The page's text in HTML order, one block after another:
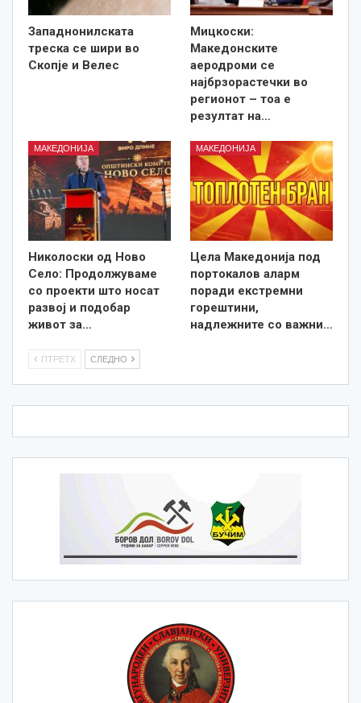
Западнонилската
треска се шири во
Скопје и Велес
Мицкоски:
Македонските
аеродроми се
најбрзорастечки во
регионот – тоа е
резултат на…
МАКЕДОНИЈА
Николоски од Ново
Село: Продолжуваме
со проекти што носат
развој и подобар
живот за…
МАКЕДОНИЈА
Цела Македонија под
портокалов аларм
поради екстремни
горештини,
надлежните со важни…
ПТРЕТХ СЛЕДНО